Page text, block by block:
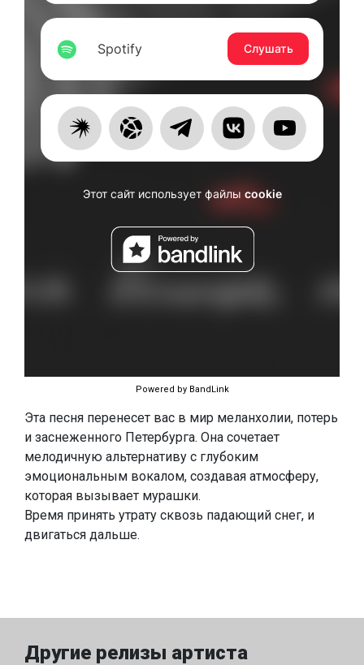
Powered by BandLink
Эта песня перенесет вас в мир меланхолии, потерь
и заснеженного Петербурга. Она сочетает
мелодичную альтернативу с глубоким
эмоциональным вокалом, создавая атмосферу,
которая вызывает мурашки.
Время принять утрату сквозь падающий снег, и
двигаться дальше.
Другие релизы артиста